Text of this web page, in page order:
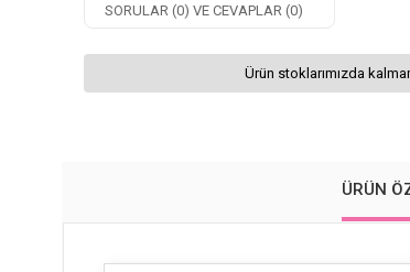
Ürün stoklarımızda
SORULAR (0) VE CEVAPLAR (0)
ÜRÜN